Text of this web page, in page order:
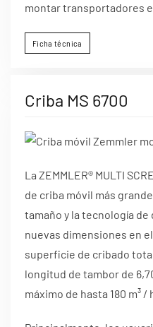
montar transportadores
Ficha técnica
Criba MS 6700
La ZEMMLER® MULTI
de criba móvil más
tamaño y la tecnología
nuevas dimensiones en
superficie de cribado total
longitud de tambor de
máximo de hasta 180 m³ /